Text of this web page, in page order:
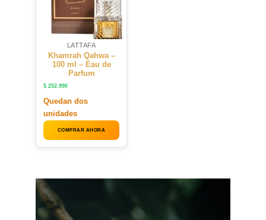
LATTAFA
Khamrah Qahwa –
100 ml – Eau de
Parfum
$ 252.990
Quedan dos
unidades
COMPRAR AHORA